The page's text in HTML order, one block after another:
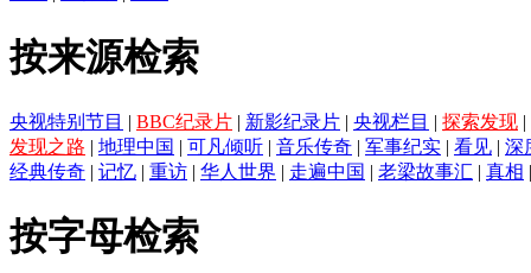
按来源检索
央视特别节目 | BBC纪录片 | 新影纪录片 | 央视栏目 | 探索发现 |
发现之路 | 地理中国 | 可凡倾听 | 音乐传奇 | 军事纪实 | 看见 | 深
经典传奇 | 记忆 | 重访 | 华人世界 | 走遍中国 | 老梁故事汇 | 真相
按字母检索